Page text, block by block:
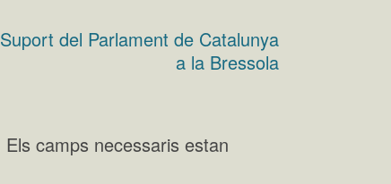
Suport del Parlament de Catalunya
a la Bressola
Els camps necessaris estan